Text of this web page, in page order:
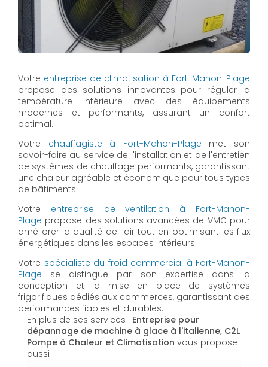
Votre entreprise de climatisation à Fort-Mahon-Plage
propose des solutions innovantes pour réguler la
température intérieure avec des équipements
modernes et performants, assurant un confort
optimal.
Votre chauffagiste à Fort-Mahon-Plage met son
savoir-faire au service de l'installation et de l'entretien
de systèmes de chauffage performants, garantissant
une chaleur agréable et économique pour tous types
de bâtiments.
Votre entreprise de ventilation à Fort-Mahon-
Plage propose des solutions avancées de VMC pour
améliorer la qualité de l'air tout en optimisant les flux
énergétiques dans les espaces intérieurs.
Votre spécialiste du froid commercial à Fort-Mahon-
Plage se distingue par son expertise dans la
conception et la mise en place de systèmes
frigorifiques dédiés aux commerces, garantissant des
performances fiables et durables.
En plus de ses services : Entreprise pour
dépannage de machine à glace à l'italienne, C2L
Pompe à Chaleur et Climatisation vous propose
aussi :